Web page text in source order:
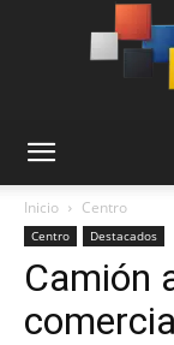
Inicio Centro
Centro Destacados
Camión